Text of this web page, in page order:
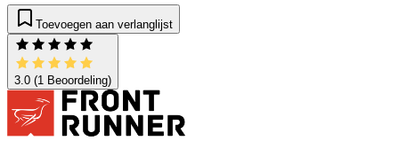
Toevoegen aan verlanglijst
3.0 (1 Beoordeling)